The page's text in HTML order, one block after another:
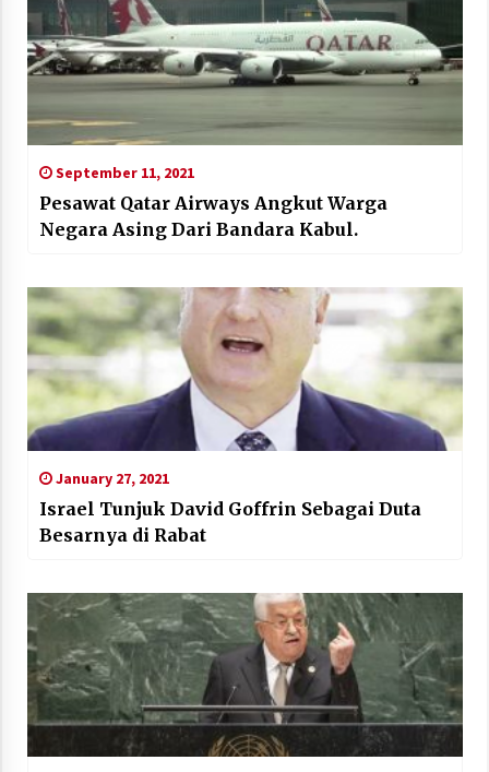
September 11, 2021
Pesawat Qatar Airways Angkut Warga
Negara Asing Dari Bandara Kabul.
January 27, 2021
Israel Tunjuk David Goffrin Sebagai Duta
Besarnya di Rabat